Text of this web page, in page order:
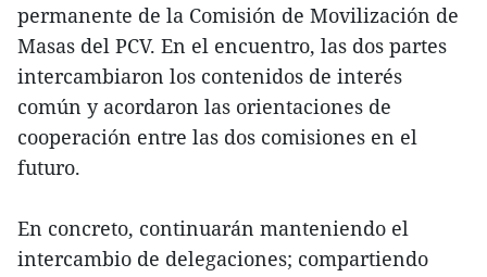
permanente de la Comisión de Movilización de
Masas del PCV. En el encuentro, las dos partes
intercambiaron los contenidos de interés
común y acordaron las orientaciones de
cooperación entre las dos comisiones en el
futuro.
En concreto, continuarán manteniendo el
intercambio de delegaciones; compartiendo